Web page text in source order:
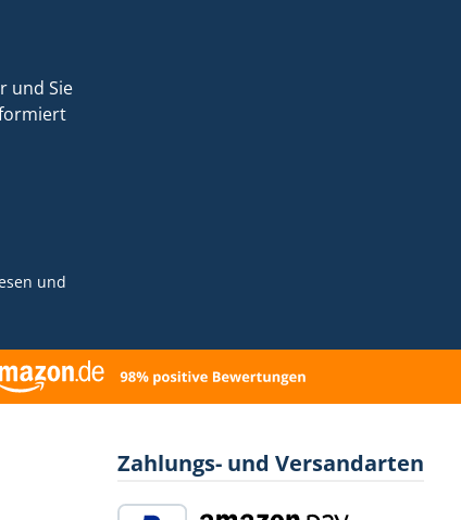
und Sie
und
Zahlungs- und Versandarten